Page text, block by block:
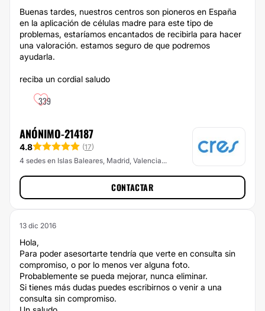
Buenas tardes, nuestros centros son pioneros en España
en la aplicación de células madre para este tipo de
problemas, estaríamos encantados de recibirla para hacer
una valoración. estamos seguro de que podremos
ayudarla.
reciba un cordial saludo
339
ANÓNIMO-214187
4.8 (17)
4 sedes en Islas Baleares, Madrid, Valencia...
CONTACTAR
13 dic 2016
Hola,
Para poder asesortarte tendría que verte en consulta sin
compromiso, o por lo menos ver alguna foto.
Probablemente se pueda mejorar, nunca eliminar.
Si tienes más dudas puedes escribirnos o venir a una
consulta sin compromiso.